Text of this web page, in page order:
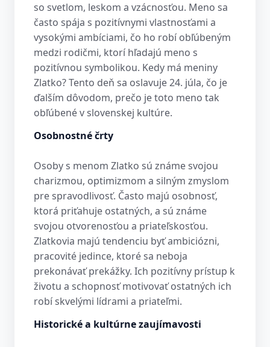
so svetlom, leskom a vzácnosťou. Meno sa
často spája s pozitívnymi vlastnosťami a
vysokými ambíciami, čo ho robí obľúbeným
medzi rodičmi, ktorí hľadajú meno s
pozitívnou symbolikou. Kedy má meniny
Zlatko? Tento deň sa oslavuje 24. júla, čo je
ďalším dôvodom, prečo je toto meno tak
obľúbené v slovenskej kultúre.
Osobnostné črty
Osoby s menom Zlatko sú známe svojou
charizmou, optimizmom a silným zmyslom
pre spravodlivosť. Často majú osobnosť,
ktorá priťahuje ostatných, a sú známe
svojou otvorenosťou a priateľskosťou.
Zlatkovia majú tendenciu byť ambiciózni,
pracovité jedince, ktoré sa neboja
prekonávať prekážky. Ich pozitívny prístup k
životu a schopnosť motivovať ostatných ich
robí skvelými lídrami a priateľmi.
Historické a kultúrne zaujímavosti